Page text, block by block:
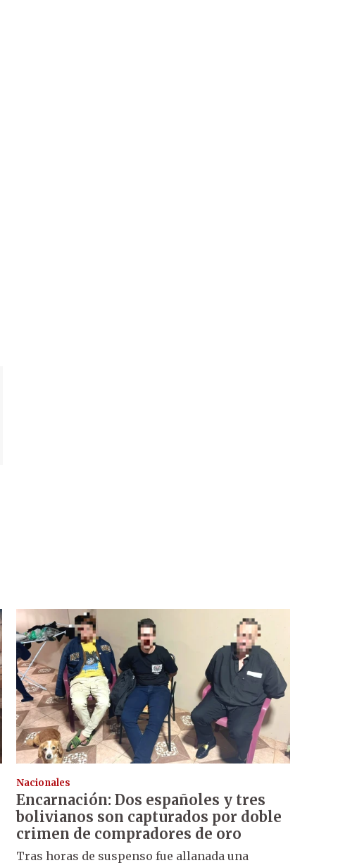
Nacionales
Encarnación: Dos españoles y tres
bolivianos son capturados por doble
crimen de compradores de oro
Tras horas de suspenso fue allanada una